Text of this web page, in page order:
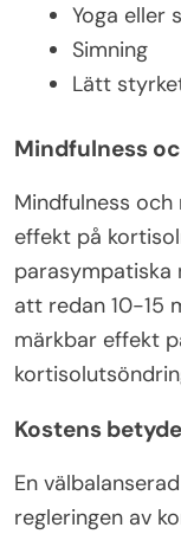
Yoga eller
Simning
Lätt
Mindfulness
Mindfulness
effekt på
parasympatiska
att redan 10-15
märkbar effekt
Kostens
En
regleringen av